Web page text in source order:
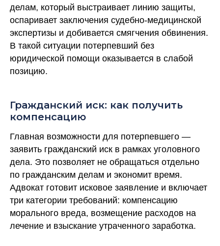
делам, который выстраивает линию защиты,
оспаривает заключения судебно-медицинской
экспертизы и добивается смягчения обвинения.
В такой ситуации потерпевший без
юридической помощи оказывается в слабой
позицию.
Гражданский иск: как получить
компенсацию
Главная возможности для потерпевшего —
заявить гражданский иск в рамках уголовного
дела. Это позволяет не обращаться отдельно
по гражданским делам и экономит время.
Адвокат готовит исковое заявление и включает
три категории требований: компенсацию
морального вреда, возмещение расходов на
лечение и взыскание утраченного заработка.